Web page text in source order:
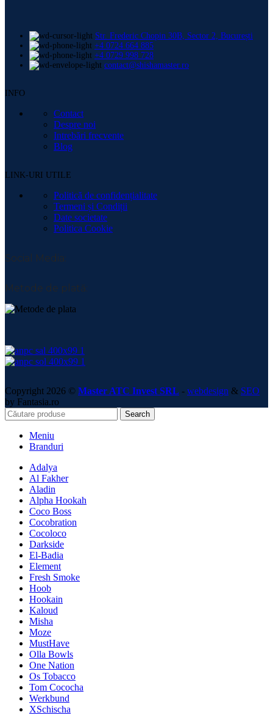
Str. Frederic Chopin 30B, Sector 2, București
+4 0724 664 885
+4 0729 998 728
contact@shishamaster.ro
INFO
Contact
Despre noi
Intrebări frecvente
Blog
LINK-URI UTILE
Politică de confidențialitate
Termeni și Condiții
Date societate
Politica Cookie
Social Media:
Metode de plată:
Copyright 2026 © Master ATC Invest SRL - webdesign & SEO
by Fantasia.ro
Search
Meniu
Branduri
Adalya
Al Fakher
Aladin
Alpha Hookah
Coco Boss
Cocobration
Cocoloco
Darkside
El-Badia
Element
Fresh Smoke
Hoob
Hookain
Kaloud
Misha
Moze
MustHave
Olla Bowls
One Nation
Os Tobacco
Tom Cococha
Werkbund
XSchischa